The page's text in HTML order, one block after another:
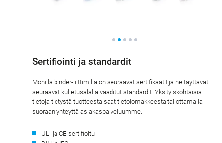
Sertifiointi ja standardit
Monilla binder-liittimillä on seuraavat sertifikaatit ja ne täyttävät
seuraavat kuljetusalalla vaaditut standardit. Yksityiskohtaisia
tietoja tietystä tuotteesta saat tietolomakkeesta tai ottamalla
suoraan yhteyttä asiakaspalveluumme.
UL- ja CE-sertifioitu